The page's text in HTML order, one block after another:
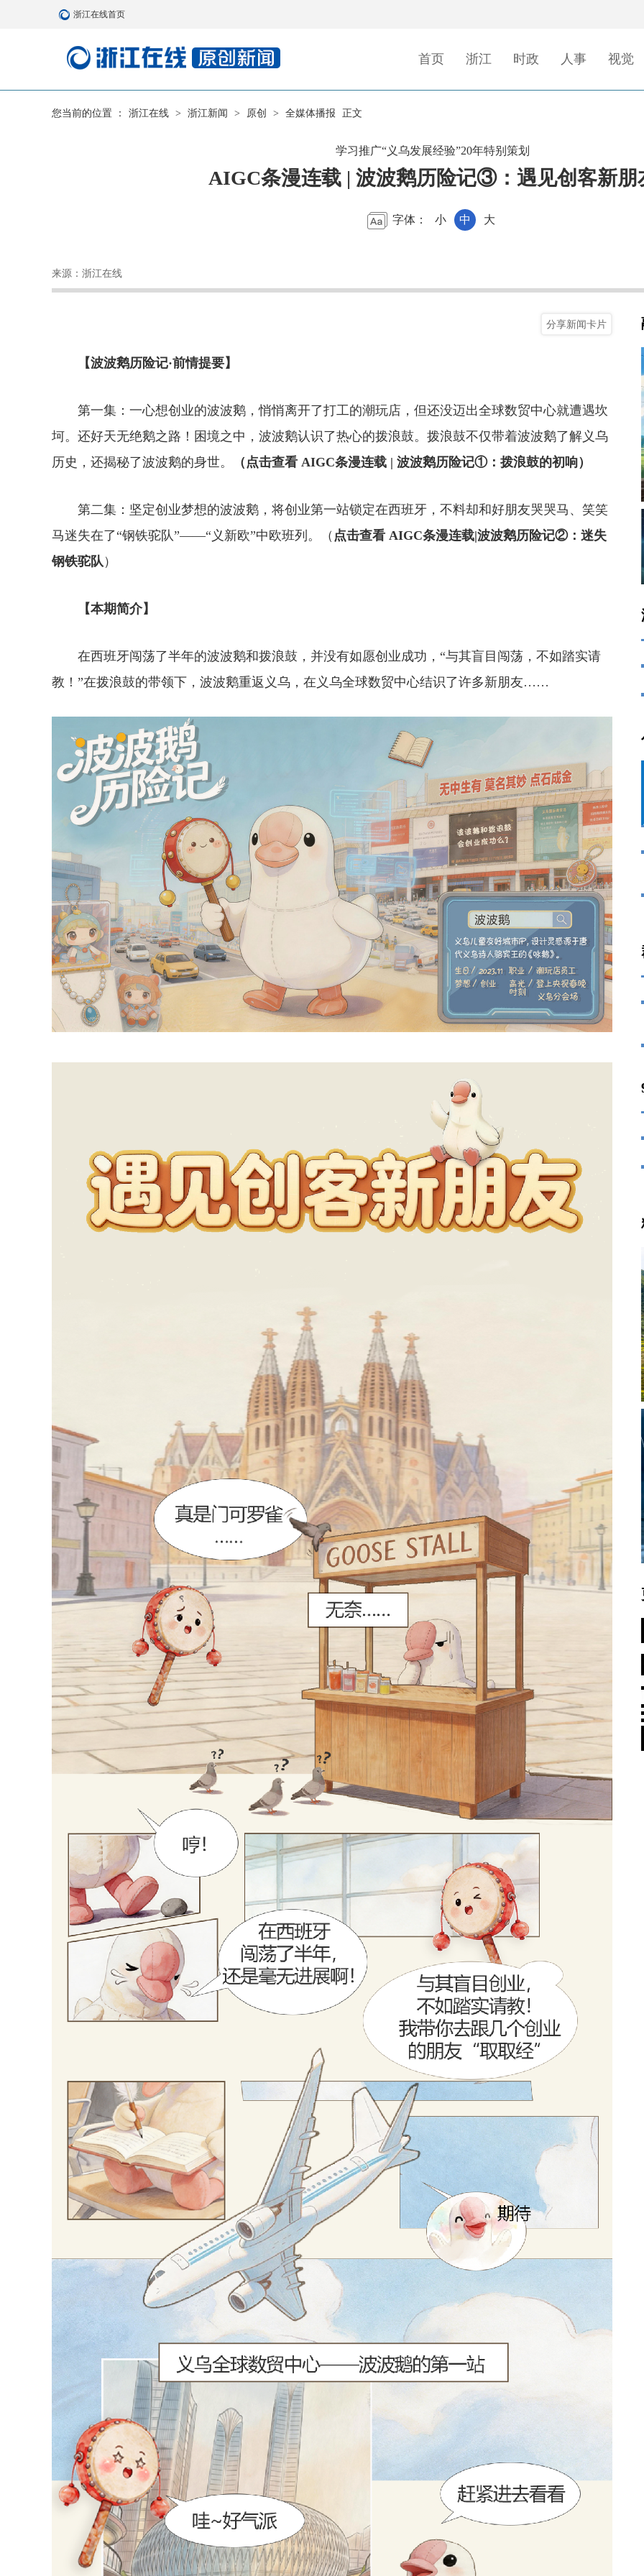
浙江在线首页
首页 浙江 时政 人事 视觉
您当前的位置 ： 浙江在线 > 浙江新闻 > 原创 > 全媒体播报 正文
学习推广“义乌发展经验”20年特别策划
AIGC条漫连载 | 波波鹅历险记③：遇见创客新朋
字体： 小 中 大
来源：浙江在线
分享新闻卡片
【波波鹅历险记·前情提要】
第一集： 一心想创业的波波鹅，悄悄离开了打工的潮玩店，但还没迈出全球数贸中心就遭遇坎
坷。还好天无绝鹅之路！困境之中，波波鹅认识了热心的拨浪鼓。拨浪鼓不仅带着波波鹅了解义乌
历史，还揭秘了波波鹅的身世。
（点击查看 AIGC条漫连载 | 波波鹅历险记①：拨浪鼓的初响）
第二集：坚定创业梦想的波波鹅，将创业第一站锁定在西班牙，不料却和好朋友哭哭马、笑笑
马迷失在了“钢铁驼队”——“义新欧”中欧班列。（ 点击查看 AIGC条漫连载|波波鹅历险记②：迷失
钢铁驼队）
【本期简介】
在西班牙闯荡了半年的波波鹅和拨浪鼓，并没有如愿创业成功，“与其盲目闯荡，不如踏实请
教！”在拨浪鼓的带领下，波波鹅重返义乌，在义乌全球数贸中心结识了许多新朋友……